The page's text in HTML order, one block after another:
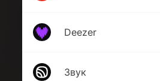
Deezer
Звук